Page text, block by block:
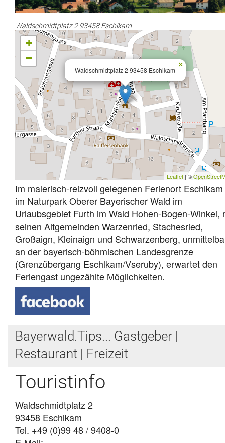
Waldschmidtplatz 2 93458 Eschlkam
Waldschmidtplatz 2 93458 Eschlkam
×
+
−
Leaflet | ©
Im malerisch-reizvoll gelegenen Ferienort Eschlkam
im Naturpark Oberer Bayerischer Wald im
Urlaubsgebiet Furth im Wald Hohen-Bogen-Winkel,
seinen Altgemeinden Warzenried, Stachesried,
Großaign, Kleinaign und Schwarzenberg,
an der bayerisch-böhmischen Landesgrenze
(Grenzübergang Eschlkam/Vseruby), erwartet den
Feriengast ungezählte Möglichkeiten.
Bayerwald.Tips... Gastgeber |
Restaurant | Freizeit
Touristinfo
Waldschmidtplatz 2
93458 Eschlkam
Tel. +49 (0)99 48 / 9408-0